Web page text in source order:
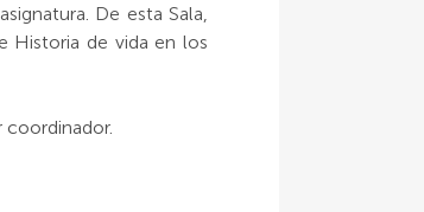
De esta Sala,
Historia de vida en los
coordinador.